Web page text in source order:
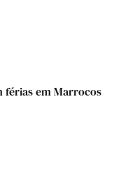
férias em Marrocos